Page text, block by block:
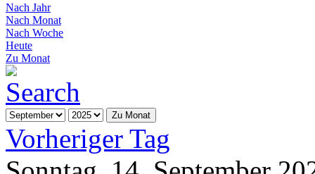
Nach Jahr
Nach Monat
Nach Woche
Heute
Zu Monat
Zu Monat
Vorheriger Tag